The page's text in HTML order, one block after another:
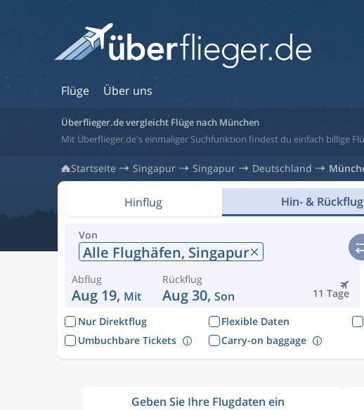
Flüge Über uns
Überflieger.de vergleicht Flüge nach München
Mit Überflieger.de's einmaliger Suchfunktion findest du einfach billige
Startseite Singapur Singapur Deutschland
Hinflug Hin- & Rückflug
Von
Alle Flughäfen, Singapur
Abflug
Aug 19, Mit 11 Tage
Rückflug
Aug 30, Son
Nur Direktflug Flexible Daten
Umbuchbare Tickets
Carry-on baggage
Geben Sie Ihre Flugdaten ein